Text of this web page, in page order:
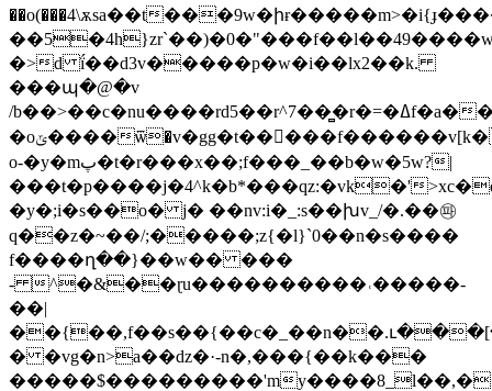
��o(���4\ѫsa��t
�>d ḯ��d3v�����p�w�i��lx2��k.
���պ�@�v
/b�� >��c�nu����rd5��r^7��̻�r�=�ߡf�a��tgɂ��������[6ƨo��i��/wgi�ǯ?
�oݶ����ѿ�v�gg�t�����f������v[k�a#=/x0�;�b�n�z�z ;��� g[g.l]�tmҋ��
o-�y�mپ�t�r���x��;f���_��b�w�5w?|
���t�p����j�4^k�b*���qz:�vk�'
�y�;i�s��o� j� ��nv:i�_:s��խv_/�.��㉺
q��z�~��/;�����;z{�l}`0��n�s����
f����ղ��}��w�� ���
- ^�&��ɽu����������˓�����-
��|
� �vg�n>a��dz�·-n�,���{��k���
�����$���������'m